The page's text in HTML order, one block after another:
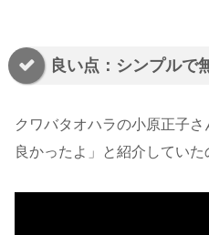
良い点：シンプルで
クワバタオハラの小原正子
良かったよ」と紹介していた